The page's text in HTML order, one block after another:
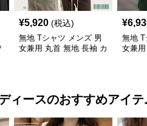
¥5,920 (税込)
無地 Tシャツ メンズ 男
女兼用 丸首 無地 長袖 カ
¥
無地 T
女兼
ィースのおすすめアイテ